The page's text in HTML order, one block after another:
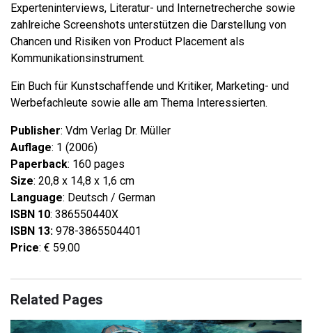
Experteninterviews, Literatur- und Internetrecherche sowie
zahlreiche Screenshots unterstützen die Darstellung von
Chancen und Risiken von Product Placement als
Kommunikationsinstrument.
Ein Buch für Kunstschaffende und Kritiker, Marketing- und
Werbefachleute sowie alle am Thema Interessierten.
Publisher: Vdm Verlag Dr. Müller
Auflage: 1 (2006)
Paperback: 160 pages
Size: 20,8 x 14,8 x 1,6 cm
Language: Deutsch / German
ISBN 10: 386550440X
ISBN 13: 978-3865504401
Price: € 59.00
Related Pages